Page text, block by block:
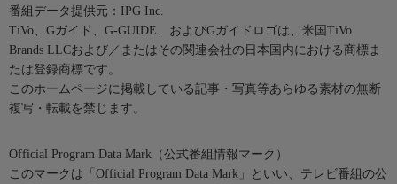
番組データ提供元：IPG Inc.
TiVo、Gガイド、G-GUIDE、およびGガイドロゴは、米国TiVo
Brands LLCおよび／またはその関連会社の日本国内における商標ま
たは登録商標です。
このホームページに掲載している記事・写真等あらゆる素材の無断
複写・転載を禁じます。
Official Program Data Mark（公式番組情報マーク）
このマークは「Official Program Data Mark」といい、テレビ番組の公